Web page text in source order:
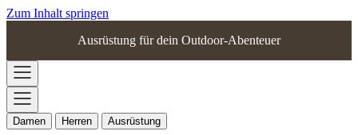
Zum Inhalt springen
Ausrüstung für dein Outdoor-Abenteuer
Damen Herren Ausrüstung